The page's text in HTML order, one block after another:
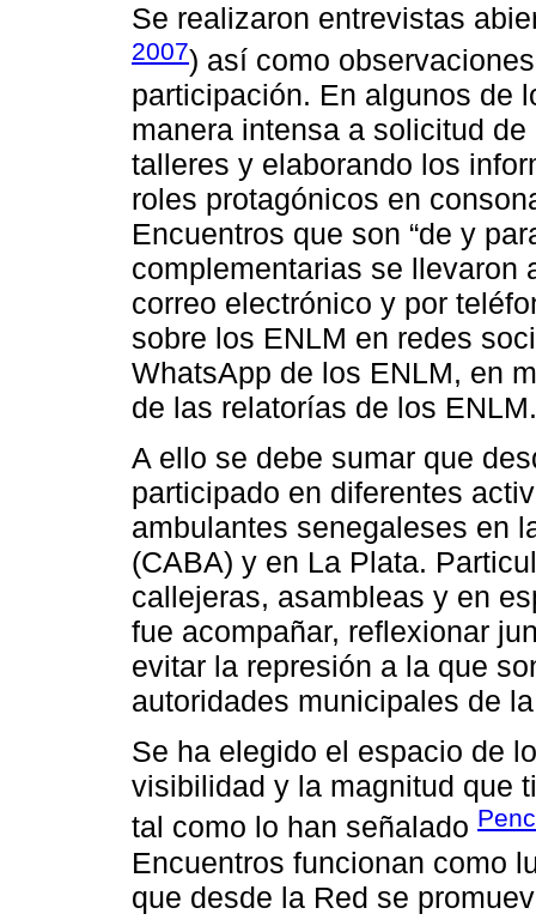
Se realizaron entrevistas
2007) así como
participación. En algunos de
manera intensa a solicitud
talleres y elaborando los
roles protagónicos en
Encuentros que son “de y
complementarias se llevaron
correo electrónico y por
sobre los ENLM en redes
WhatsApp de los ENLM, en
de las relatorías de los ENLM.
A ello se debe sumar que
participado en diferentes
ambulantes senegaleses en
(CABA) y en La Plata.
callejeras, asambleas y en
fue acompañar, reflexionar
evitar la represión a la que
autoridades municipales de
Se ha elegido el espacio de
visibilidad y la magnitud que
tal como lo han señalado
Encuentros funcionan como
que desde la Red se